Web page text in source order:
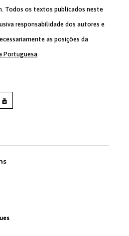
Todos os textos publicados neste
responsabilidade dos autores e
as posições da
Portuguesa.